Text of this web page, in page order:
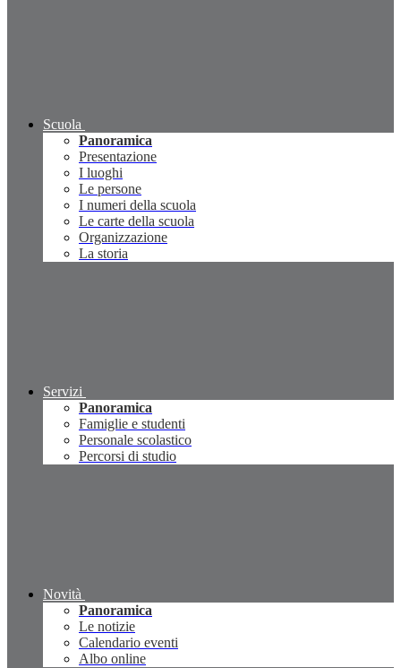
Scuola
Panoramica
Presentazione
I luoghi
Le persone
I numeri della scuola
Le carte della scuola
Organizzazione
La storia
Servizi
Panoramica
Famiglie e studenti
Personale scolastico
Percorsi di studio
Novità
Panoramica
Le notizie
Calendario eventi
Albo online